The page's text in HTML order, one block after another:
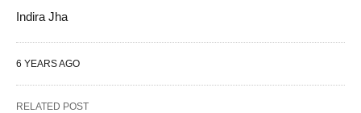
Indira Jha
6 YEARS AGO
RELATED POST